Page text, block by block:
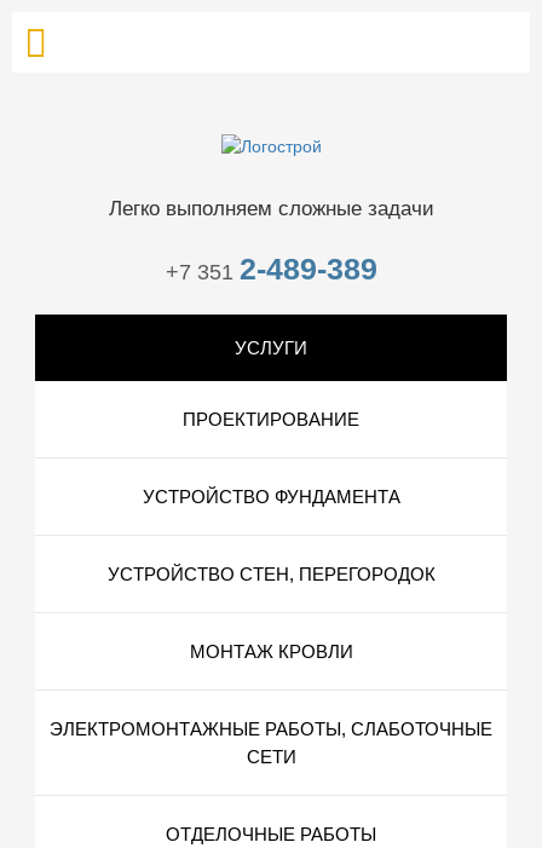
Легко выполняем сложные задачи
+7 351 2-489-389
УСЛУГИ
ПРОЕКТИРОВАНИЕ
УСТРОЙСТВО ФУНДАМЕНТА
УСТРОЙСТВО СТЕН, ПЕРЕГОРОДОК
МОНТАЖ КРОВЛИ
ЭЛЕКТРОМОНТАЖНЫЕ РАБОТЫ, СЛАБОТОЧНЫЕ
СЕТИ
ОТДЕЛОЧНЫЕ РАБОТЫ